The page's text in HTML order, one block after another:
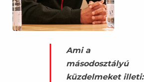
Ami a
másodosztályú
küzdelmeket illeti: